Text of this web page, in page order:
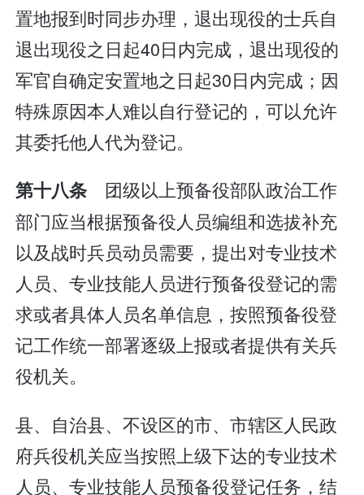
置地报到时同步办理，退出现役的士兵自
退出现役之日起40日内完成，退出现役的
军官自确定安置地之日起30日内完成；因
特殊原因本人难以自行登记的，可以允许
其委托他人代为登记。
第十八条 团级以上预备役部队政治工作
部门应当根据预备役人员编组和选拔补充
以及战时兵员动员需要，提出对专业技术
人员、专业技能人员进行预备役登记的需
求或者具体人员名单信息，按照预备役登
记工作统一部署逐级上报或者提供有关兵
役机关。
县、自治县、不设区的市、市辖区人民政
府兵役机关应当按照上级下达的专业技术
人员、专业技能人员预备役登记任务，结